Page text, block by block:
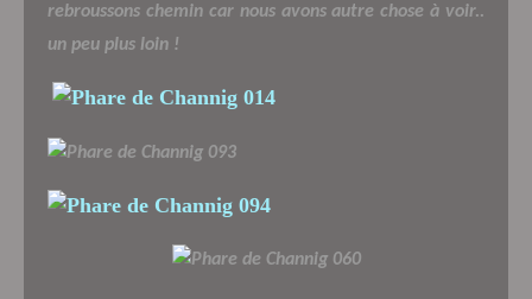
rebroussons chemin car nous avons autre chose à voir..
un peu plus loin !